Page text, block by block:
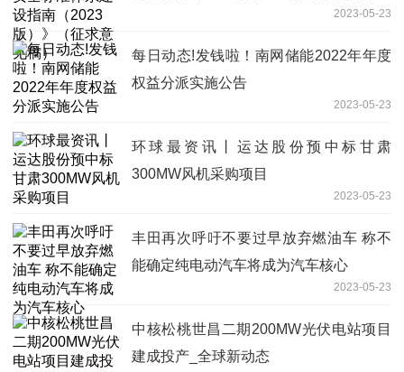
2023-05-23
每日动态!发钱啦！南网储能2022年年度
权益分派实施公告
2023-05-23
环球最资讯丨运达股份预中标甘肃
300MW风机采购项目
2023-05-23
丰田再次呼吁不要过早放弃燃油车 称不
能确定纯电动汽车将成为汽车核心
2023-05-23
中核松桃世昌二期200MW光伏电站项目
建成投产_全球新动态